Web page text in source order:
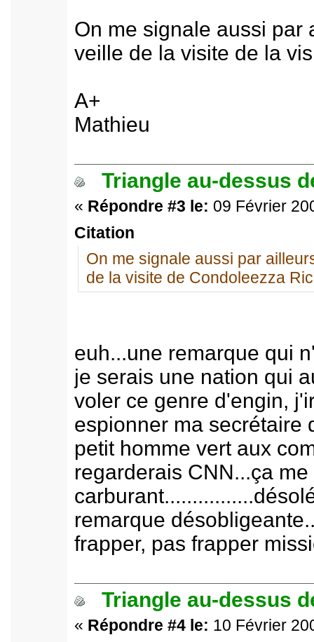
On me signale aussi par
veille de la visite de la
A+
Mathieu
Triangle au-dessus
« Répondre #3 le: 09 Février
Citation
On me signale aussi par
de la visite de Condoleezza
euh...une remarque qui
je serais une nation qui
voler ce genre d'engin,
espionner ma secrétaire
petit homme vert aux
regarderais CNN...ça
remarque
frapper, pas frapper
Triangle au-dessus
« Répondre #4 le: 10 Février